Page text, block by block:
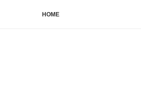
HOME